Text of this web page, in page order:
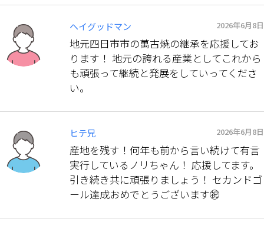
ヘイグッドマン 2026年6月8日
地元四日市市の萬古焼の継承を応援してお
ります！ 地元の誇れる産業としてこれから
も頑張って継続と発展をしていってくださ
い。
ヒテ兄 2026年6月8日
産地を残す！何年も前から言い続けて有言
実行しているノリちゃん！ 応援してます。
引き続き共に頑張りましょう！ セカンドゴ
ール達成おめでとうございます㊗️